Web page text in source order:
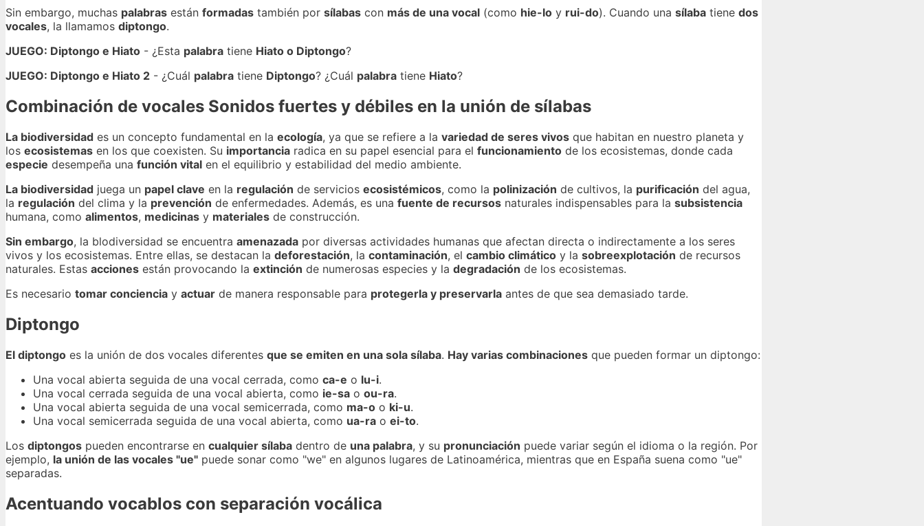
Sin embargo, muchas palabras están formadas también por sílabas con más de una vocal (como hie-lo y rui-do). Cuando una sílaba tiene dos
vocales, la llamamos diptongo.
JUEGO: Diptongo e Hiato - ¿Esta palabra tiene Hiato o Diptongo?
JUEGO: Diptongo e Hiato 2 - ¿Cuál palabra tiene Diptongo? ¿Cuál palabra tiene Hiato?
Combinación de vocales Sonidos fuertes y débiles en la unión de sílabas
La biodiversidad es un concepto fundamental en la ecología, ya que se refiere a la variedad de seres vivos que habitan en nuestro planeta y
los ecosistemas en los que coexisten. Su importancia radica en su papel esencial para el funcionamiento de los ecosistemas, donde cada
especie desempeña una función vital en el equilibrio y estabilidad del medio ambiente.
La biodiversidad juega un papel clave en la regulación de servicios ecosistémicos, como la polinización de cultivos, la purificación del agua,
la regulación del clima y la prevención de enfermedades. Además, es una fuente de recursos naturales indispensables para la subsistencia
humana, como alimentos, medicinas y materiales de construcción.
Sin embargo, la blodiversidad se encuentra amenazada por diversas actividades humanas que afectan directa o indirectamente a los seres
vivos y los ecosistemas. Entre ellas, se destacan la deforestación, la contaminación, el cambio climático y la sobreexplotación de recursos
naturales. Estas acciones están provocando la extinción de numerosas especies y la degradación de los ecosistemas.
Es necesario tomar conciencia y actuar de manera responsable para protegerla y preservarla antes de que sea demasiado tarde.
Diptongo
El diptongo es la unión de dos vocales diferentes que se emiten en una sola sílaba. Hay varias combinaciones que pueden formar un diptongo:
Una vocal abierta seguida de una vocal cerrada, como ca-e o lu-i.
Una vocal cerrada seguida de una vocal abierta, como ie-sa o ou-ra.
Una vocal abierta seguida de una vocal semicerrada, como ma-o o ki-u.
Una vocal semicerrada seguida de una vocal abierta, como ua-ra o ei-to.
Los diptongos pueden encontrarse en cualquier sílaba dentro de una palabra, y su pronunciación puede variar según el idioma o la región. Por
ejemplo, la unión de las vocales "ue" puede sonar como "we" en algunos lugares de Latinoamérica, mientras que en España suena como "ue"
separadas.
Acentuando vocablos con separación vocálica